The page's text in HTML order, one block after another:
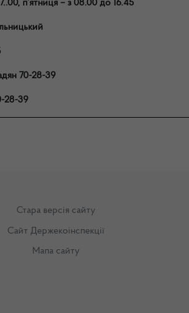
п’ятниця – з 08.00 до 16.45
70-28-39
28-39
Стара версія сайту
Сайт Держекоінспекції
Мапа сайту